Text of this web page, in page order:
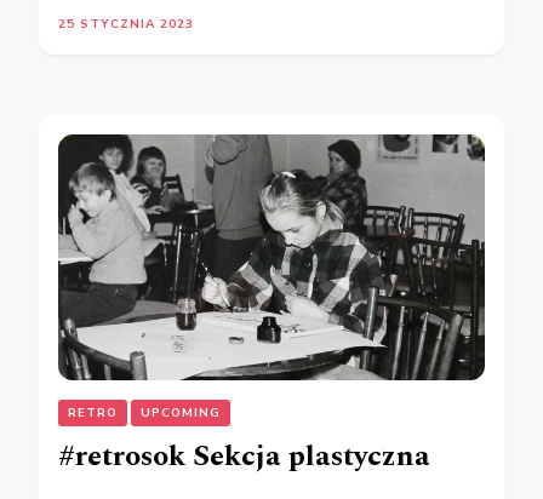
25 STYCZNIA 2023
RETRO UPCOMING
#retrosok Sekcja plastyczna